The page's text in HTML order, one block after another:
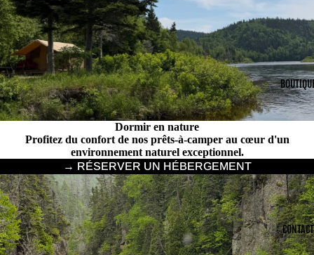
CONTACT
Dormir en nature
Profitez du confort de nos prêts-à-camper au cœur d'un
environnement naturel exceptionnel.
→ RÉSERVER UN HÉBERGEMENT